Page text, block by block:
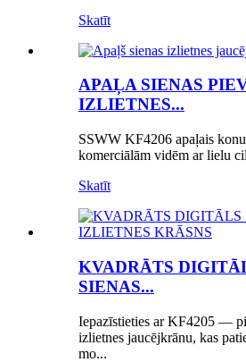
Skatīt
APAĻA SIENAS
IZLIETNES...
SSWW KF4206 apaļais
komerciālām vidēm ar lielu
Skatīt
KVADRĀTS
SIENAS...
Iepazīstieties ar KF4205 —
izlietnes jaucējkrānu, kas
mo...